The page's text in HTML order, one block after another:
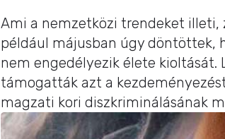
Ami a nemzetközi trendeket illeti,
például májusban úgy döntöttek,
nem engedélyezik élete
támogatták azt a
magzati kori diszkriminálásának